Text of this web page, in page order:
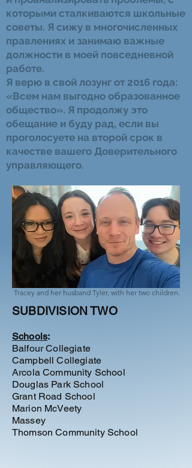
которыми сталкиваются школьные
советы. Я сижу в многочисленных
правлениях и занимаю важные
должности в моей повседневной
работе.
Я верю в свой лозунг от 2016 года:
«Всем нам выгодно образованное
общество». Я продолжу это
обещание и буду рад, если вы
проголосуете на второй срок в
качестве вашего Доверительного
управляющего.
Tracey and her husband Tyler, with her two children.
SUBDIVISION TWO
Schools:
Balfour Collegiate
Campbell Collegiate
Arcola Community School
Douglas ParkSchool
Grant Road School
Marion McVeety
Massey
Thomson Community School